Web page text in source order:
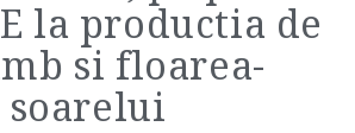
la productia de
si floarea-
soarelui